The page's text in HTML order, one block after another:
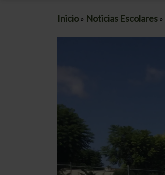
Inicio » Noticias Escolares »